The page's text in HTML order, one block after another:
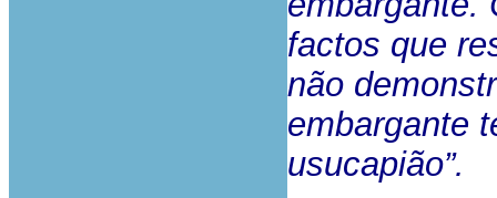
factos que
não
embargante
usucapião”.